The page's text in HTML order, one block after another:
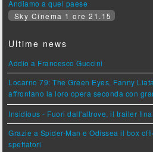
Andiamo a quel paese
Sky Cinema 1 ore 21.15
Ultime news
Addio a Francesco Guccini
Locarno 79: The Green Eyes, Fanny
affrontano la loro opera seconda con
Insidious - Fuori dall'altrove, il trailer
Grazie a Spider-Man e Odissea il box
spettatori